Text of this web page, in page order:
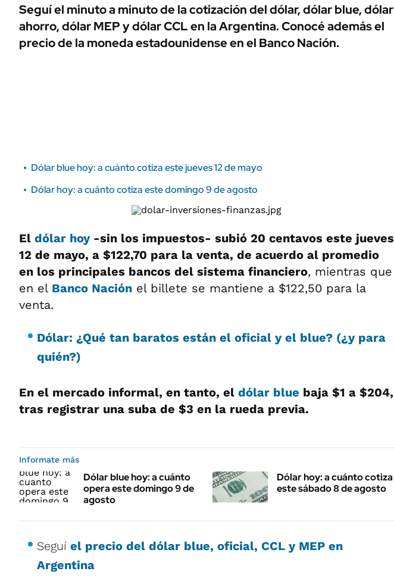
ÁMBITO DEBATE
MEDIAKIT AMBITO DEBATE
URUGUAY
LIFESTYLE
AUTOS
Seguí el minuto a minuto de la cotización del dólar, dólar blue, dólar
ahorro, dólar MEP y dólar CCL en la Argentina. Conocé además el
precio de la moneda estadounidense en el Banco Nación.
Dólar blue hoy: a cuánto cotiza este jueves 12 de mayo
Dólar hoy: a cuánto cotiza este domingo 9 de agosto
El dólar hoy-sin los impuestos- subió 20 centavos este jueves
12 de mayo, a $122,70 para la venta, de acuerdo al promedio
en los principales bancos del sistema financiero, mientras que
en el Banco Nación el billete se mantiene a $122,50 para la
venta.
Dólar: ¿Qué tan baratos están el oficial y el blue? (¿y para
quién?)
En el mercado informal, en tanto, el dólar blue baja $1 a $204,
tras registrar una suba de $3 en la rueda previa.
Informate más
Dólar blue hoy: a cuánto
opera este domingo 9 de
agosto
Dólar hoy: a cuánto cotiza
este sábado 8 de agosto
Seguí el precio del dólar blue, oficial, CCL y MEP en
Argentina